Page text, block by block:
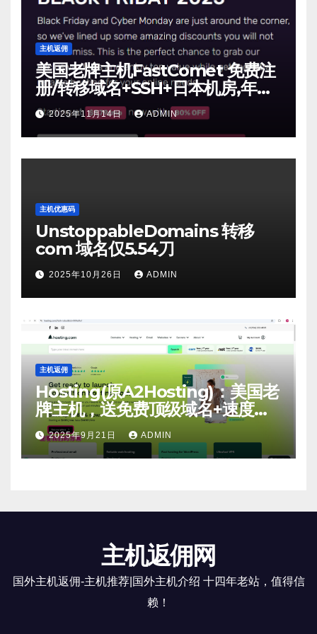
主机返佣
美国老牌主机FastComet 免费注
册/转移域名+SSH+日本机房,年付
仅10元【2025年11月】
2025年11月14日 ADMIN
主机优惠码
UnstoppableDomains 转移
com 域名仅5.54刀
2025年10月26日 ADMIN
主机返佣
Hosting(原A2Hosting)：美国老
牌主机，送免费顶级域名+速度
快，免费送！
2025年9月21日 ADMIN
主机返佣网
国外主机返佣-主机推荐|国外主机介绍 十四年老站，值得信
赖！